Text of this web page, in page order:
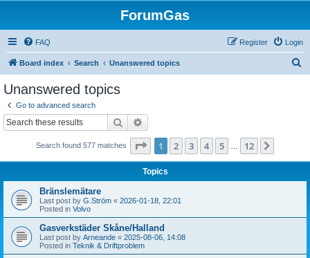
ForumGas
FAQ Login
Register
Board index Search Unanswered topics
Unanswered topics
Go to advanced search
Search
Search found 577 matches Page 1of 12
1 2 3 4 5 12
Topics
Bränslemätare
Last post by G.Ström « 2026-01-18, 22:01
Posted in Volvo
Gasverkstäder Skåne/Halland
Last post by Arneande « 2025-08-06, 14:08
Posted in Teknik & Driftproblem